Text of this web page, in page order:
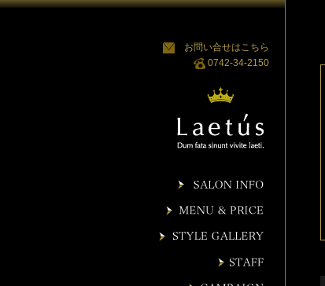
お問い合せはこちら
0742-34-2150